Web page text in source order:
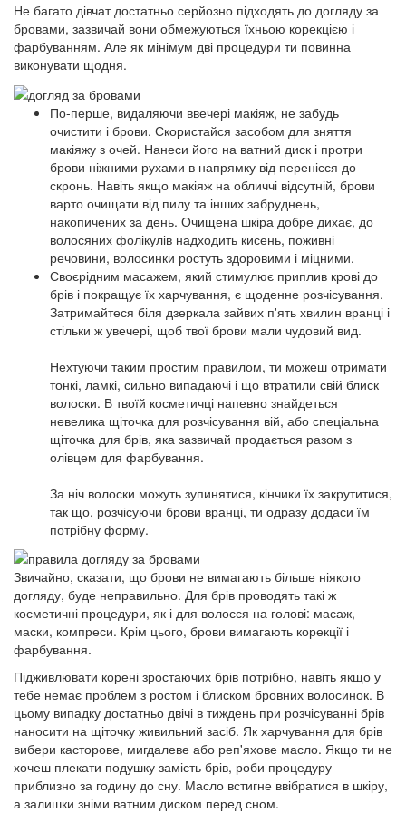
Не багато дівчат достатньо серйозно підходять до догляду за
бровами, зазвичай вони обмежуються їхньою корекцією і
фарбуванням. Але як мінімум дві процедури ти повинна
виконувати щодня.
По-перше, видаляючи ввечері макіяж, не забудь
очистити і брови. Скористайся засобом для зняття
макіяжу з очей. Нанеси його на ватний диск і протри
брови ніжними рухами в напрямку від перенісся до
скронь. Навіть якщо макіяж на обличчі відсутній, брови
варто очищати від пилу та інших забруднень,
накопичених за день. Очищена шкіра добре дихає, до
волосяних фолікулів надходить кисень, поживні
речовини, волосинки ростуть здоровими і міцними.
Своєрідним масажем, який стимулює приплив крові до
брів і покращує їх харчування, є щоденне розчісування.
Затримайтеся біля дзеркала зайвих п'ять хвилин вранці і
стільки ж увечері, щоб твої брови мали чудовий вид.
Нехтуючи таким простим правилом, ти можеш отримати
тонкі, ламкі, сильно випадаючі і що втратили свій блиск
волоски. В твоїй косметичці напевно знайдеться
невелика щіточка для розчісування вій, або спеціальна
щіточка для брів, яка зазвичай продається разом з
олівцем для фарбування.
За ніч волоски можуть зупинятися, кінчики їх закрутитися,
так що, розчісуючи брови вранці, ти одразу додаси їм
потрібну форму.
Звичайно, сказати, що брови не вимагають більше ніякого
догляду, буде неправильно. Для брів проводять такі ж
косметичні процедури, як і для волосся на голові: масаж,
маски, компреси. Крім цього, брови вимагають корекції і
фарбування.
Підживлювати корені зростаючих брів потрібно, навіть якщо у
тебе немає проблем з ростом і блиском бровних волосинок. В
цьому випадку достатньо двічі в тиждень при розчісуванні брів
наносити на щіточку живильний засіб. Як харчування для брів
вибери касторове, мигдалеве або реп'яхове масло. Якщо ти не
хочеш плекати подушку замість брів, роби процедуру
приблизно за годину до сну. Масло встигне ввібратися в шкіру,
а залишки зніми ватним диском перед сном.